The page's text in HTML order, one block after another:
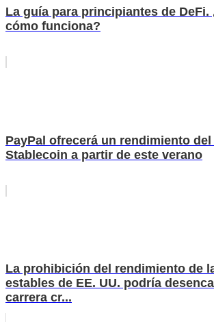
La guía para principiantes de DeFi.
cómo funciona?
PayPal ofrecerá un rendimiento del
Stablecoin a partir de este verano
La prohibición del rendimiento de
estables de EE. UU. podría
carrera cr...